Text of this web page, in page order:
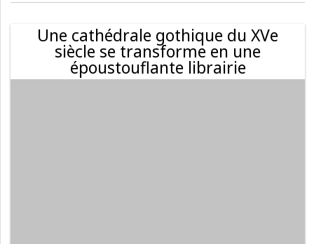
Une cathédrale gothique du XVe
siècle se transforme en une
époustouflante librairie